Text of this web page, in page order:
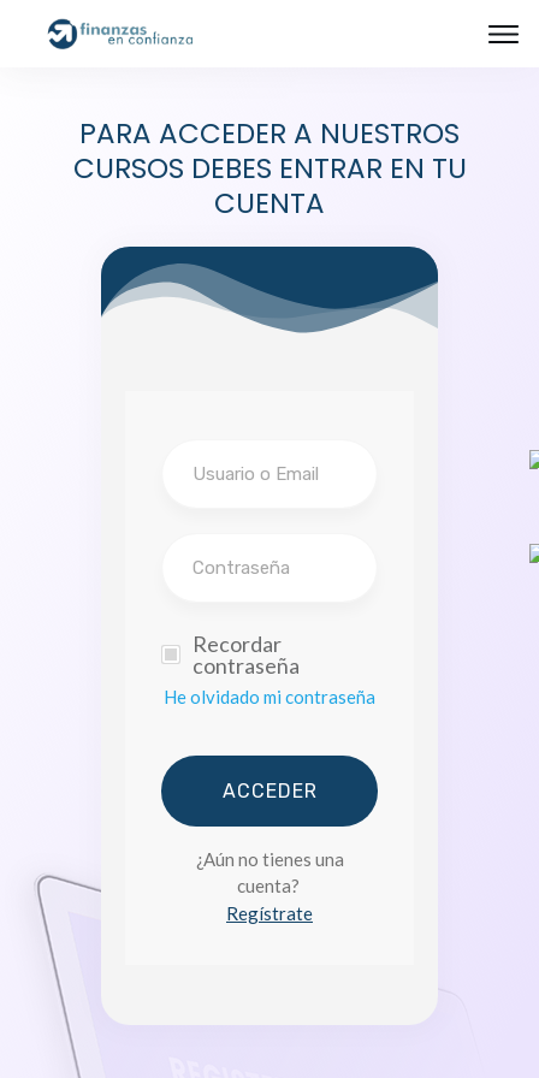
PARA ACCEDER A NUESTROS
CURSOS DEBES ENTRAR EN TU
CUENTA
Recordar
contraseña
He olvidado mi contraseña
ACCEDER
¿Aún no tienes una
cuenta?
Regístrate